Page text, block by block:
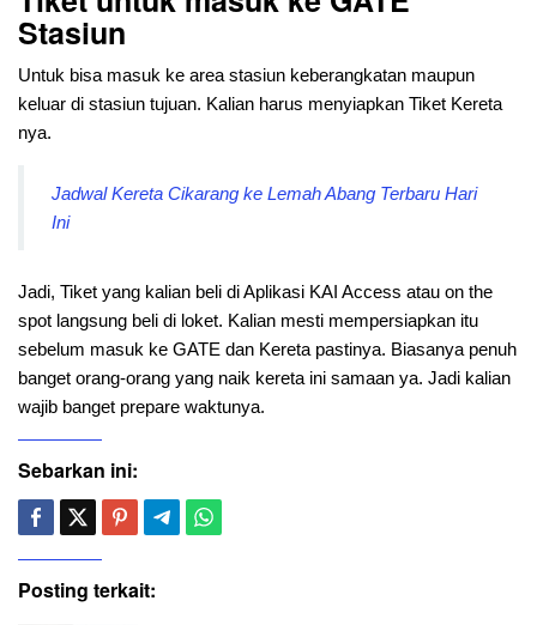
Stasiun
Untuk bisa masuk ke area stasiun keberangkatan maupun
keluar di stasiun tujuan. Kalian harus menyiapkan Tiket Kereta
nya.
Jadwal Kereta Cikarang ke Lemah Abang Terbaru Hari
Ini
Jadi, Tiket yang kalian beli di Aplikasi KAI Access atau on the
spot langsung beli di loket. Kalian mesti mempersiapkan itu
sebelum masuk ke GATE dan Kereta pastinya. Biasanya penuh
banget orang-orang yang naik kereta ini samaan ya. Jadi kalian
wajib banget prepare waktunya.
Sebarkan ini:
Posting terkait: